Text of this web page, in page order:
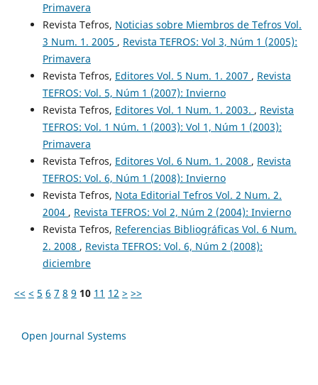
Primavera
Revista Tefros, Noticias sobre Miembros de Tefros Vol.
3 Num. 1. 2005 , Revista TEFROS: Vol 3, Núm 1 (2005):
Primavera
Revista Tefros, Editores Vol. 5 Num. 1. 2007 , Revista
TEFROS: Vol. 5, Núm 1 (2007): Invierno
Revista Tefros, Editores Vol. 1 Num. 1. 2003. , Revista
TEFROS: Vol. 1 Núm. 1 (2003): Vol 1, Núm 1 (2003):
Primavera
Revista Tefros, Editores Vol. 6 Num. 1. 2008 , Revista
TEFROS: Vol. 6, Núm 1 (2008): Invierno
Revista Tefros, Nota Editorial Tefros Vol. 2 Num. 2.
2004 , Revista TEFROS: Vol 2, Núm 2 (2004): Invierno
Revista Tefros, Referencias Bibliográficas Vol. 6 Num.
2. 2008 , Revista TEFROS: Vol. 6, Núm 2 (2008):
diciembre
<< < 5 6 7 8 9 10 11 12 > >>
Open Journal Systems